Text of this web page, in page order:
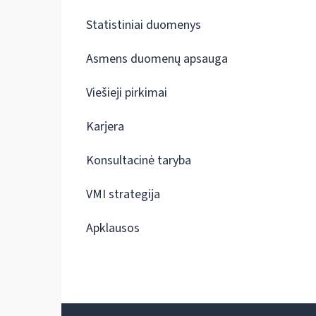
Statistiniai duomenys
Asmens duomenų apsauga
Viešieji pirkimai
Karjera
Konsultacinė taryba
VMI strategija
Apklausos